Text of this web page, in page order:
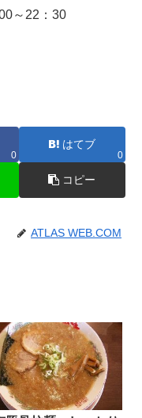
～22：30
0
はてブ
0
コピー
ATLAS WEB.COM